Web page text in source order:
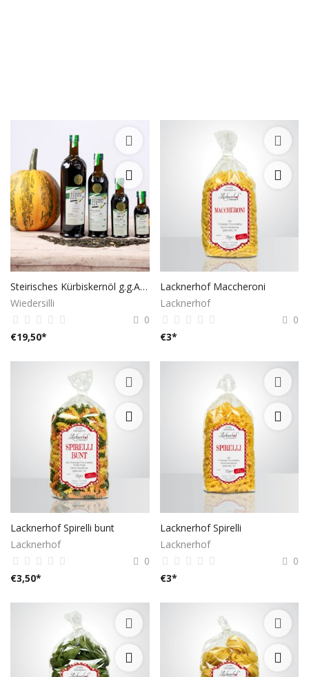
andere...
Wunschliste
Kontakt
Blog
Was ist PanterZONE?
Anmeldung
Registrieren
Steirisches Kürbiskernöl g.g.A. 1L
Wiedersilli
0
€19,50*
Lacknerhof Maccheroni
Lacknerhof
0
€3*
Lacknerhof Spirelli bunt
Lacknerhof
0
€3,50*
Lacknerhof Spirelli
Lacknerhof
0
€3*